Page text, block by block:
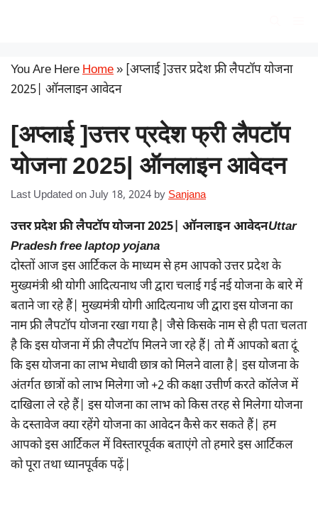
You Are HereHome» [अप्लाई ]उत्तर प्रदेश फ्री लैपटॉप योजना
2025| ऑनलाइन आवेदन
[अप्लाई ]उत्तर प्रदेश फ्री लैपटॉप
योजना 2025| ऑनलाइन आवेदन
Last Updated on July 18, 2024 by Sanjana
उत्तर प्रदेश फ्री लैपटॉप योजना 2025| ऑनलाइन आवेदनUttar
Pradesh free laptop yojana
दोस्तों आज इस आर्टिकल के माध्यम से हम आपको उत्तर प्रदेश के
मुख्यमंत्री श्री योगी आदित्यनाथ जी द्वारा चलाई गई नई योजना के बारे में
बताने जा रहे हैं| मुख्यमंत्री योगी आदित्यनाथ जी द्वारा इस योजना का
नाम फ्री लैपटॉप योजना रखा गया है| जैसे किसके नाम से ही पता चलता
है कि इस योजना में फ्री लैपटॉप मिलने जा रहे हैं| तो मैं आपको बता दूं
कि इस योजना का लाभ मेधावी छात्र को मिलने वाला है| इस योजना के
अंतर्गत छात्रों को लाभ मिलेगा जो +2 की कक्षा उत्तीर्ण करते कॉलेज में
दाखिला ले रहे हैं| इस योजना का लाभ को किस तरह से मिलेगा योजना
के दस्तावेज क्या रहेंगे योजना का आवेदन कैसे कर सकते हैं| हम
आपको इस आर्टिकल में विस्तारपूर्वक बताएंगे तो हमारे इस आर्टिकल
को पूरा तथा ध्यानपूर्वक पढ़ें|